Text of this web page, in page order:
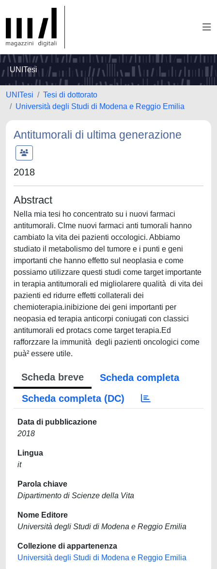
UNITesi
UNITesi
Tesi di dottorato
Università degli Studi di Modena e Reggio Emilia
Antitumorali di ultima generazione
2018
Abstract
Nella mia tesi ho concentrato su i nuovi farmaci
antitumorali. Clme nuovi farmaci anti tumorali hanno
cambiato la vita dei pazienti occologici. Abbiamo
studiato il metabolismo del tumore e i punti e geni
importanti che hanno effetto sul neoplasia e come
possiamo utilizzare questi studi come target importante
in terapia antitumorali ed migliolarere qualità di vita dei
pazienti ed ridurre effetti collaterali dei
chemioterapia.inibizione dei geni importanti per
neopasia ed terapia anticorpi coniugati con classici
antitumorali ed protacs come target terapia.Ed
rafforzzare la immunità degli pazienti oncologici come
puà² essere utile.
Scheda breve
Scheda completa
Scheda completa (DC)
Data di pubblicazione
2018
Lingua
it
Parola chiave
Dipartimento di Scienze della Vita
Nome Editore
Università degli Studi di Modena e Reggio Emilia
Collezione di appartenenza
Università degli Studi di Modena e Reggio Emilia